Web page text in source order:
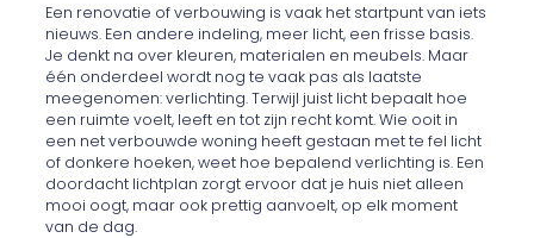
Een renovatie of verbouwing is vaak het startpunt van iets
nieuws. Een andere indeling, meer licht, een frisse basis.
Je denkt na over kleuren, materialen en meubels. Maar
één onderdeel wordt nog te vaak pas als laatste
meegenomen: verlichting. Terwijl juist licht bepaalt hoe
een ruimte voelt, leeft en tot zijn recht komt. Wie ooit in
een net verbouwde woning heeft gestaan met te fel licht
of donkere hoeken, weet hoe bepalend verlichting is. Een
doordacht lichtplan zorgt ervoor dat je huis niet alleen
mooi oogt, maar ook prettig aanvoelt, op elk moment
van de dag.